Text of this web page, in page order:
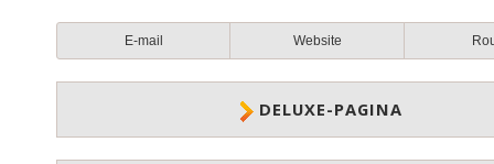
E-mail Website
DELUXE-PAGINA